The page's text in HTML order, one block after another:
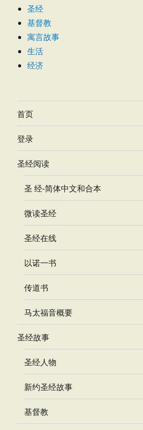
圣经
基督教
寓言故事
生活
经济
首页
登录
圣经阅读
圣 经-简体中文和合本
微读圣经
圣经在线
以诺一书
传道书
马太福音概要
圣经故事
圣经人物
新约圣经故事
基督教